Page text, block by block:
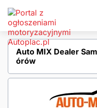
Auto MIX Dealer
órów